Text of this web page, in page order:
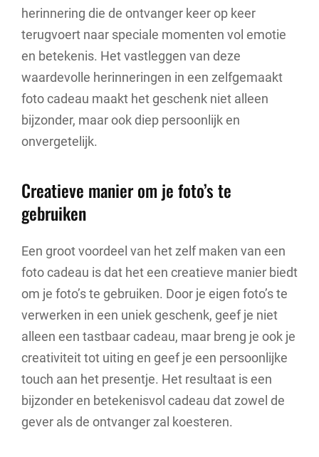
herinnering die de ontvanger keer op keer
terugvoert naar speciale momenten vol emotie
en betekenis. Het vastleggen van deze
waardevolle herinneringen in een zelfgemaakt
foto cadeau maakt het geschenk niet alleen
bijzonder, maar ook diep persoonlijk en
onvergetelijk.
Creatieve manier om je foto’s te
gebruiken
Een groot voordeel van het zelf maken van een
foto cadeau is dat het een creatieve manier biedt
om je foto’s te gebruiken. Door je eigen foto’s te
verwerken in een uniek geschenk, geef je niet
alleen een tastbaar cadeau, maar breng je ook je
creativiteit tot uiting en geef je een persoonlijke
touch aan het presentje. Het resultaat is een
bijzonder en betekenisvol cadeau dat zowel de
gever als de ontvanger zal koesteren.